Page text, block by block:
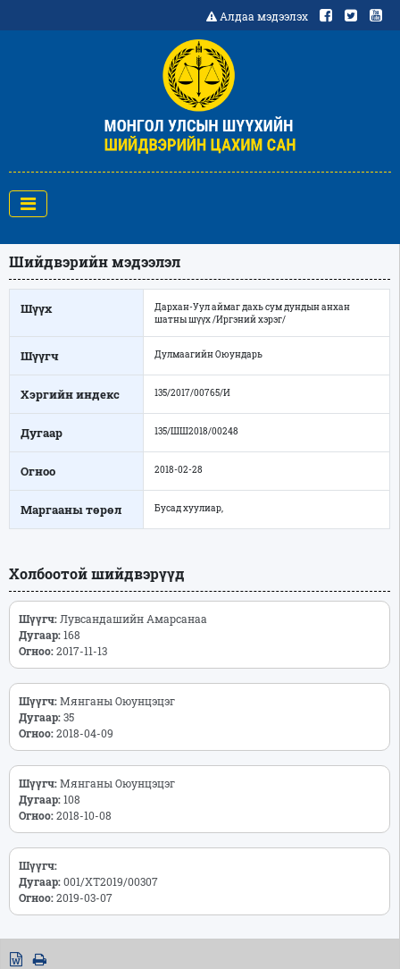
Алдаа мэдээлэх
Шийдвэрийн мэдээлэл
Шүүх
Дархан-Уул аймаг дахь сум дундын анхан
шатны шүүх /Иргэний хэрэг/
Шүүгч Дулмаагийн Оюундарь
Хэргийн индекс 135/2017/00765/И
Дугаар 135/ШШ2018/00248
Огноо 2018-02-28
Маргааны төрөл Бусад хуулиар,
Холбоотой шийдвэрүүд
Шүүгч: Лувсандашийн Амарсанаа
Дугаар:168
Огноо:2017-11-13
Шүүгч:Мянганы Оюунцэцэг
Дугаар:35
Огноо:2018-04-09
Шүүгч:Мянганы Оюунцэцэг
Дугаар:108
Огноо:2018-10-08
Шүүгч:
Дугаар:001/ХТ2019/00307
Огноо:2019-03-07